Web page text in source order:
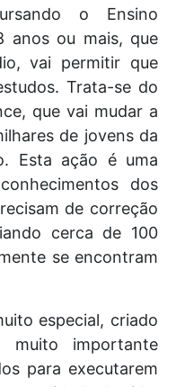
o Ensino
anos ou mais, que
vai permitir que
Trata-se do
que vai mudar a
de jovens da
Esta ação é uma
dos
de correção
cerca de 100
se encontram
especial, criado
muito importante
para executarem